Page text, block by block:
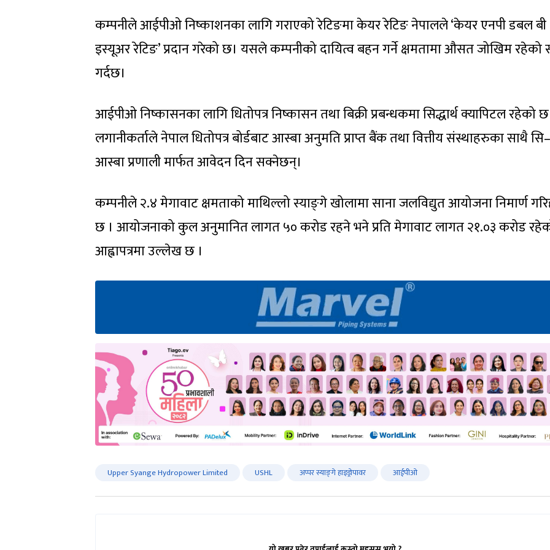
कम्पनीले आईपीओ निष्काशनका लागि गराएको रेटिङमा केयर रेटिङ नेपालले ‘केयर एनपी डबल बी
इस्यूअर रेटिङ’ प्रदान गरेको छ। यसले कम्पनीको दायित्व बहन गर्ने क्षमतामा औसत जोखिम
गर्दछ।
आईपीओ निष्कासनका लागि धितोपत्र निष्कासन तथा बिक्री प्रबन्धकमा सिद्धार्थ क्यापिटल रहेको छ
लगानीकर्ताले नेपाल धितोपत्र बोर्डबाट आस्बा अनुमति प्राप्त बैंक तथा वित्तीय संस्थाहरुका साथै सि–
आस्बा प्रणाली मार्फत आवेदन दिन सक्नेछन्।
कम्पनीले २.४ मेगावाट क्षमताको माथिल्लो स्याङ्‍गे खोलामा साना जलविद्युत आयोजना निमार्ण
छ । आयोजनाको कुल अनुमानित लागत ५० करोड रहने भने प्रति मेगावाट लागत २१.०३ करोड
आह्वापत्रमा उल्लेख छ ।
Upper Syange Hydropower Limited USHL अप्पर स्याङ्‍गे हाइड्रोपावर आईपीओ